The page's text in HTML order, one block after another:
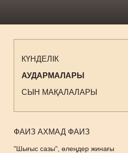
КҮНДЕЛІК
АУДАРМАЛАРЫ
СЫН МАҚАЛАЛАРЫ
ФАИЗ АХМАД ФАИЗ
"Шығыс сазы", өлеңдер жинағы